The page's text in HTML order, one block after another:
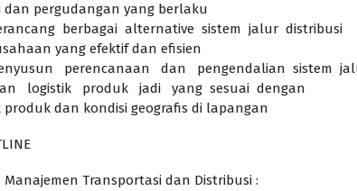
pergudangan yang berlaku
berbagai alternative sistem jalur distribusi
yang efektif dan efisien
perencanaan dan pengendalian sistem
logistik produk jadi yang sesuai dengan
produk dan kondisi geografis di lapangan
Transportasi dan Distribusi :